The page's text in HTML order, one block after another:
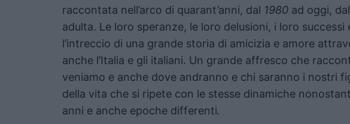
raccontata nell’arco di quarant’anni, dal 1980 ad oggi,
adulta. Le loro speranze, le loro delusioni, i loro successi
l’intreccio di una grande storia di amicizia e amore
anche l’Italia e gli italiani. Un grande affresco che
veniamo e anche dove andranno e chi saranno i nostri
della vita che si ripete con le stesse dinamiche
anni e anche epoche differenti.